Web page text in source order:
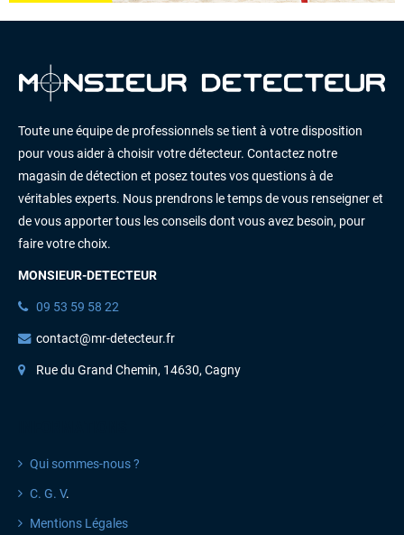
Toute une équipe de professionnels se tient à votre disposition
pour vous aider à choisir votre détecteur. Contactez notre
magasin de détection et posez toutes vos questions à de
véritables experts. Nous prendrons le temps de vous renseigner et
de vous apporter tous les conseils dont vous avez besoin, pour
faire votre choix.
MONSIEUR-DETECTEUR
09 53 59 58 22
contact@mr-detecteur.fr
Rue du Grand Chemin, 14630, Cagny
Qui sommes-nous ?
C. G. V.
Mentions Légales